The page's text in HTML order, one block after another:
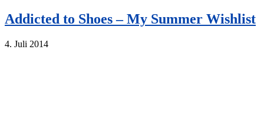
Addicted to Shoes – My Summer Wishlist
4. Juli 2014